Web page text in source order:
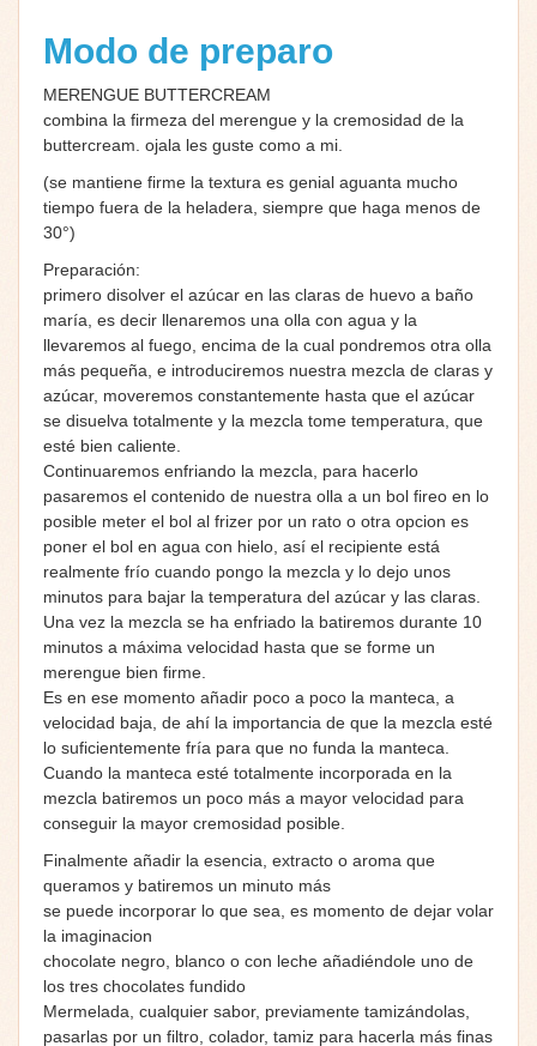
Modo de preparo
MERENGUE BUTTERCREAM
combina la firmeza del merengue y la cremosidad de la
buttercream. ojala les guste como a mi.
(se mantiene firme la textura es genial aguanta mucho
tiempo fuera de la heladera, siempre que haga menos de
30°)
Preparación:
primero disolver el azúcar en las claras de huevo a baño
maría, es decir llenaremos una olla con agua y la
llevaremos al fuego, encima de la cual pondremos otra olla
más pequeña, e introduciremos nuestra mezcla de claras y
azúcar, moveremos constantemente hasta que el azúcar
se disuelva totalmente y la mezcla tome temperatura, que
esté bien caliente.
Continuaremos enfriando la mezcla, para hacerlo
pasaremos el contenido de nuestra olla a un bol fireo en lo
posible meter el bol al frizer por un rato o otra opcion es
poner el bol en agua con hielo, así el recipiente está
realmente frío cuando pongo la mezcla y lo dejo unos
minutos para bajar la temperatura del azúcar y las claras.
Una vez la mezcla se ha enfriado la batiremos durante 10
minutos a máxima velocidad hasta que se forme un
merengue bien firme.
Es en ese momento añadir poco a poco la manteca, a
velocidad baja, de ahí la importancia de que la mezcla esté
lo suficientemente fría para que no funda la manteca.
Cuando la manteca esté totalmente incorporada en la
mezcla batiremos un poco más a mayor velocidad para
conseguir la mayor cremosidad posible.
Finalmente añadir la esencia, extracto o aroma que
queramos y batiremos un minuto más
se puede incorporar lo que sea, es momento de dejar volar
la imaginacion
chocolate negro, blanco o con leche añadiéndole uno de
los tres chocolates fundido
Mermelada, cualquier sabor, previamente tamizándolas,
pasarlas por un filtro, colador, tamiz para hacerla más finas